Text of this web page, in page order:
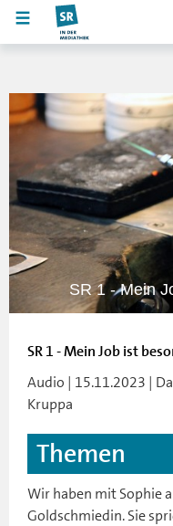
SR 1 - Mein
SR 1 - Mein Job ist
Audio | 15.11.2023 |
Kruppa
Themen
Wir haben mit Sophie
Goldschmiedin. Sie